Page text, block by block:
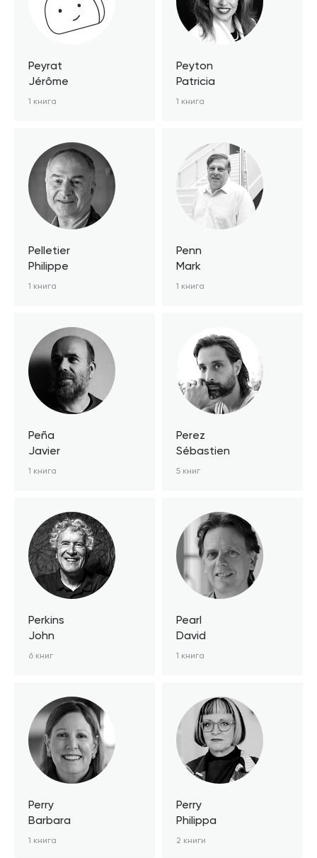
Peyrat
Jérôme
1 книга
Peyton
Patricia
1 книга
Pelletier
Philippe
1 книга
Penn
Mark
1 книга
Peña
Javier
1 книга
Perez
Sébastien
5 книг
Perkins
John
6 книг
Pearl
David
1 книга
Perry
Barbara
1 книга
Perry
Philippa
2 книги